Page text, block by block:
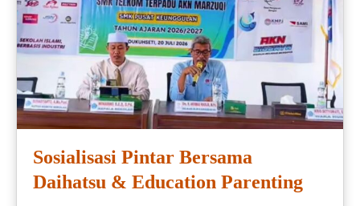
Sosialisasi Pintar Bersama
Daihatsu & Education Parenting